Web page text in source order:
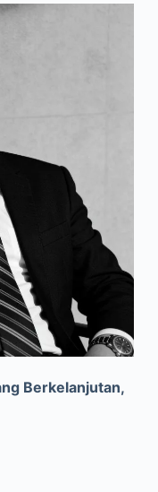
Berkelanjutan,